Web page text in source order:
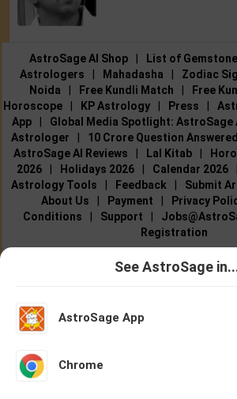
AstroSage AI Shop | List of Gemstone
Astrologers
| Mahadasha | Zodiac
Noida
| Free Kundli Match | Free
Horoscope
| KP Astrology | Press |
App
|
Global Media Spotlight: AstroSage
Astrologer
| 10 Crore Question
AstroSage AI Reviews
| Lal Kitab |
2026
| Holidays 2026 | Calendar 2026
Astrology Tools
| Feedback | Submit
About Us
| Payment | Privacy
Conditions
| Support |
Registration
Online
Consultation
Numerologists|Love Astrologers
Astrologers
See AstroSage
AstroSage App
Chrome
Home